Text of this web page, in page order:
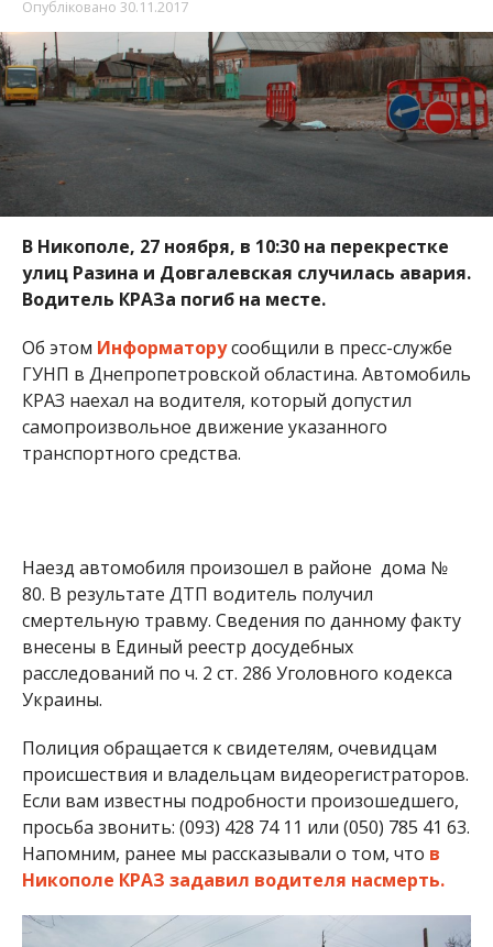
Об этомИнформаторусообщили в пресс-службе
ГУНП в Днепропетровской областина. Автомобиль
КРАЗ наехал на водителя, который допустил
самопроизвольное движение указанного
Наезд автомобиля произошел в районе дома №
80. В результате ДТП водитель получил
смертельную травму. Сведения по данному факту
внесены в Единый реестр досудебных
расследований по ч. 2 ст. 286 Уголовного кодекса
Украины.
Полиция обращается к свидетелям, очевидцам
происшествия и владельцам видеорегистраторов.
Никополе КРАЗ задавил водителя насмерть.
Полиция разыскивает свидетелей ДТП